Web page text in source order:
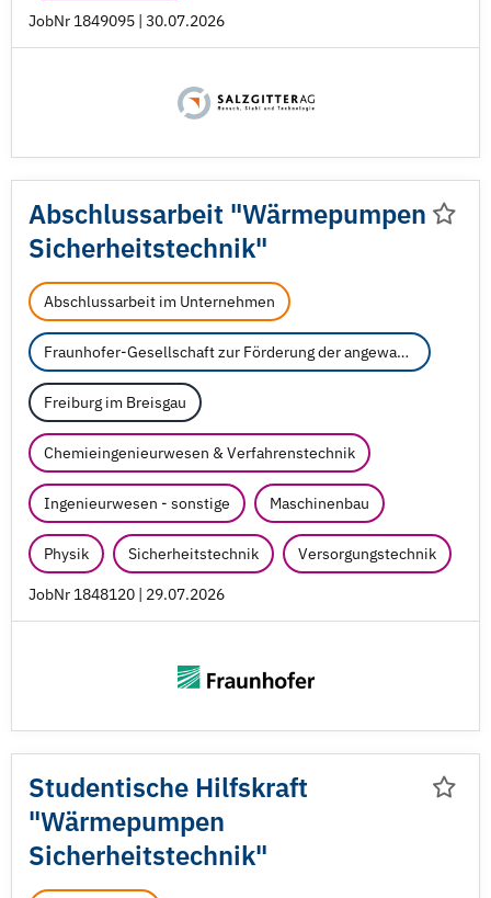
JobNr 1849095 | 30.07.2026
Abschlussarbeit "Wärmepumpen
Sicherheitstechnik"
Abschlussarbeit im Unternehmen
Fraunhofer-Gesellschaft zur Förderung der angewandten Forschung e.V.
Freiburg im Breisgau
Chemieingenieurwesen & Verfahrenstechnik
Ingenieurwesen - sonstige Maschinenbau
Physik Sicherheitstechnik Versorgungstechnik
JobNr 1848120 | 29.07.2026
Studentische Hilfskraft
"Wärmepumpen
Sicherheitstechnik"